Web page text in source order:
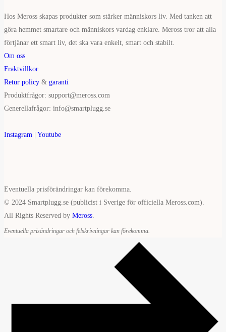
Hos Meross skapas produkter som stärker människors liv. Med tanken att
göra hemmet smartare och människors vardag enklare. Meross tror att alla
förtjänar ett smart liv, det ska vara enkelt, smart och stabilt.
Om oss
Fraktvillkor
Retur policy & garanti
Produktfrågor: support@meross.com
Generellafrågor: info@smartplugg.se
Instagram | Youtube
Eventuella prisförändringar kan förekomma.
© 2024 Smartplugg.se (publicist i Sverige för officiella Meross.com).
All Rights Reserved by Meross
Eventuella prisändringar och felskrivningar kan förekomma.